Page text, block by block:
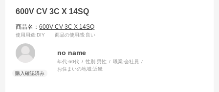
600V CV 3C X 14SQ
商品名：600V CV 3C X 14SQ
使用用途:DIY 商品の使用感:良い
no name
年代:60代 性別:男性 職業:会社員
お住まいの地域:近畿